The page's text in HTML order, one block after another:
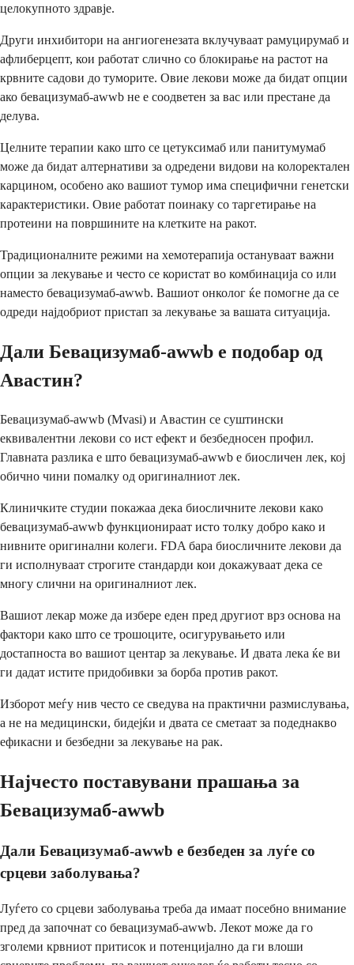
целокупното здравје.
Други инхибитори на ангиогенезата вклучуваат рамуцирумаб и
афлиберцепт, кои работат слично со блокирање на растот на
крвните садови до туморите. Овие лекови може да бидат опции
ако бевацизумаб-awwb не е соодветен за вас или престане да
делува.
Целните терапии како што се цетуксимаб или панитумумаб
може да бидат алтернативи за одредени видови на колоректален
карцином, особено ако вашиот тумор има специфични генетски
карактеристики. Овие работат поинаку со таргетирање на
протеини на површините на клетките на ракот.
Традиционалните режими на хемотерапија остануваат важни
опции за лекување и често се користат во комбинација со или
наместо бевацизумаб-awwb. Вашиот онколог ќе помогне да се
одреди најдобриот пристап за лекување за вашата ситуација.
Дали Бевацизумаб-awwb е подобар од
Авастин?
Бевацизумаб-awwb (Mvasi) и Авастин се суштински
еквивалентни лекови со ист ефект и безбедносен профил.
Главната разлика е што бевацизумаб-awwb е биосличен лек, кој
обично чини помалку од оригиналниот лек.
Клиничките студии покажаа дека биосличните лекови како
бевацизумаб-awwb функционираат исто толку добро како и
нивните оригинални колеги. FDA бара биосличните лекови да
ги исполнуваат строгите стандарди кои докажуваат дека се
многу слични на оригиналниот лек.
Вашиот лекар може да избере еден пред другиот врз основа на
фактори како што се трошоците, осигурувањето или
достапноста во вашиот центар за лекување. И двата лека ќе ви
ги дадат истите придобивки за борба против ракот.
Изборот меѓу нив често се сведува на практични размислувања,
а не на медицински, бидејќи и двата се сметаат за подеднакво
ефикасни и безбедни за лекување на рак.
Најчесто поставувани прашања за
Бевацизумаб-awwb
Дали Бевацизумаб-awwb е безбеден за луѓе со
срцеви заболувања?
Луѓето со срцеви заболувања треба да имаат посебно внимание
пред да започнат со бевацизумаб-awwb. Лекот може да го
зголеми крвниот притисок и потенцијално да ги влоши